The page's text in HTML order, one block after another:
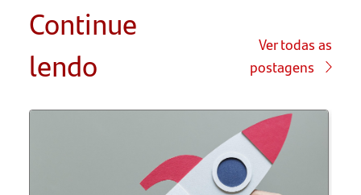
Descreva
o seu
negócio
Continue
lendo
Ver todas as
postagens